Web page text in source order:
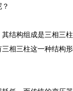
结构组成是三相三柱
相三柱这一种结构形